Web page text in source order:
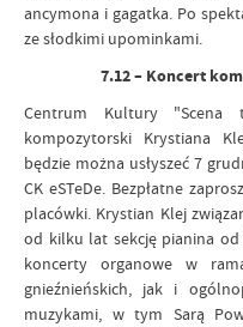
ancymona i gagatka. Po
ze słodkimi upominkami.
7.12 – Koncert
Centrum Kultury "Scena
kompozytorski Krystiana
będzie można usłyszeć 7
CK eSTeDe. Bezpłatne
placówki. Krystian Klej
od kilku lat sekcję pianina
koncerty organowe w
gnieźnieńskich, jak i
muzykami, w tym Sarą